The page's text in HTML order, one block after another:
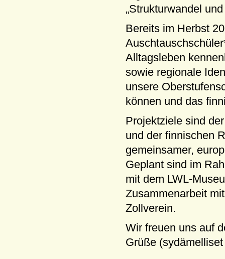
„Strukturwandel
Bereits im Herbst
Alltagsleben
sowie regionale
unsere
können und das
Projektziele sind
und der finnischen
gemeinsamer,
Geplant sind im
mit dem LWL-
Zusammenarbeit
Zollverein.
Wir freuen uns auf
Grüße